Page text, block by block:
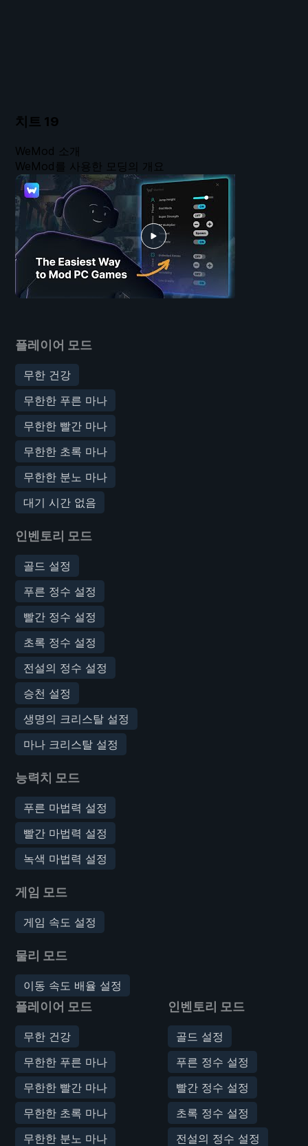
치트 19
플레이어 모드
무한 건강
무한한 푸른 마나
무한한 빨간 마나
무한한 초록 마나
무한한 분노 마나
대기 시간 없음
인벤토리 모드
골드 설정
푸른 정수 설정
빨간 정수 설정
초록 정수 설정
전설의 정수 설정
승천 설정
생명의 크리스탈 설정
마나 크리스탈 설정
능력치 모드
푸른 마법력 설정
빨간 마법력 설정
녹색 마법력 설정
게임 모드
게임 속도 설정
물리 모드
이동 속도 배율 설정
플레이어 모드
무한 건강
무한한 푸른 마나
무한한 빨간 마나
무한한 초록 마나
무한한 분노 마나
인벤토리 모드
골드 설정
푸른 정수 설정
빨간 정수 설정
초록 정수 설정
전설의 정수 설정
WeMod 소개
WeMod를 사용한 모딩의 개요